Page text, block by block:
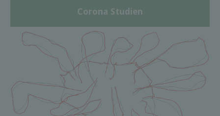
Corona Studien